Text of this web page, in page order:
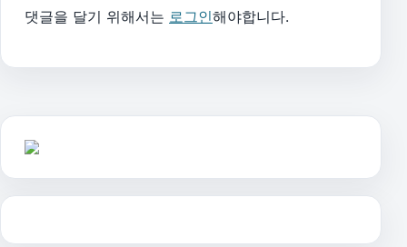
댓글을 달기 위해서는 로그인해야합니다.